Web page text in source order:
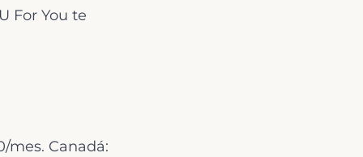
For You te
mes. Canadá: